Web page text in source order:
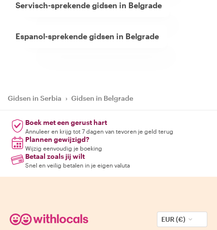
Servisch-sprekende gidsen in Belgrade
Espanol-sprekende gidsen in Belgrade
Gidsen in Serbia › Gidsen in Belgrade
Boek met een gerust hart
Annuleer en krijg tot 7 dagen van tevoren je geld terug
Plannen gewijzigd?
Wijzig eenvoudig je boeking
Betaal zoals jij wilt
Snel en veilig betalen in je eigen valuta
EUR (€)